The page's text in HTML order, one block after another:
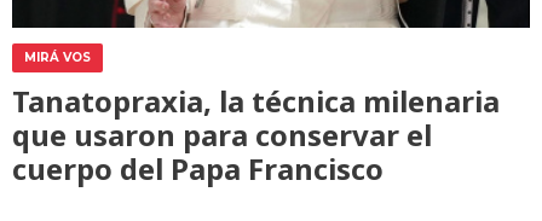
MIRÁ VOS
Tanatopraxia, la técnica milenaria
que usaron para conservar el
cuerpo del Papa Francisco